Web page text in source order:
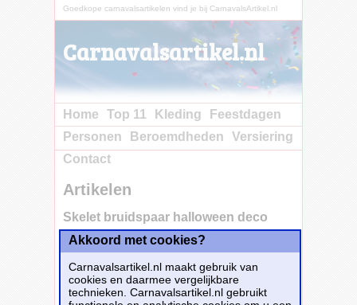
Goedkope carnavalsartikelen vind je bij CarnavalsArtikel.nl
Carnavalsartikel.nl
Home Top 11 Kleding
Feestdagen
Personen
Beroemdheden
Versiering
Contact
Artikelen
Skelet bruidspaar halloween deco
Koop nu
bij e-Carnavalskleding.nl voor slechts€ 6.50!
Dit carnavalsartikelSkelet bruidspaar
halloween decois te bestellen bijE-
Akkoord met cookies?
Carnavalsartikel.nl maakt gebruik van
cookies en daarmee vergelijkbare
technieken. Carnavalsartikel.nl gebruikt